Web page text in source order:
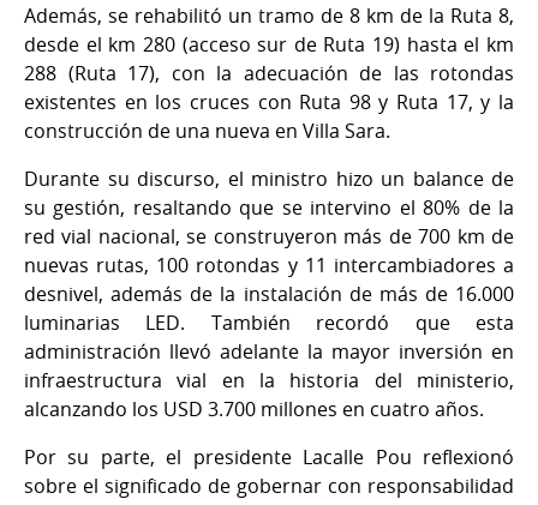
Además, se rehabilitó un tramo de 8 km de la Ruta 8,
desde el km 280 (acceso sur de Ruta 19) hasta el km
288 (Ruta 17), con la adecuación de las rotondas
existentes en los cruces con Ruta 98 y Ruta 17, y la
construcción de una nueva en Villa Sara.
Durante su discurso, el ministro hizo un balance de
su gestión, resaltando que se intervino el 80% de la
red vial nacional, se construyeron más de 700 km de
nuevas rutas, 100 rotondas y 11 intercambiadores a
desnivel, además de la instalación de más de 16.000
luminarias LED. También recordó que esta
administración llevó adelante la mayor inversión en
infraestructura vial en la historia del ministerio,
alcanzando los USD 3.700 millones en cuatro años.
Por su parte, el presidente Lacalle Pou reflexionó
sobre el significado de gobernar con responsabilidad